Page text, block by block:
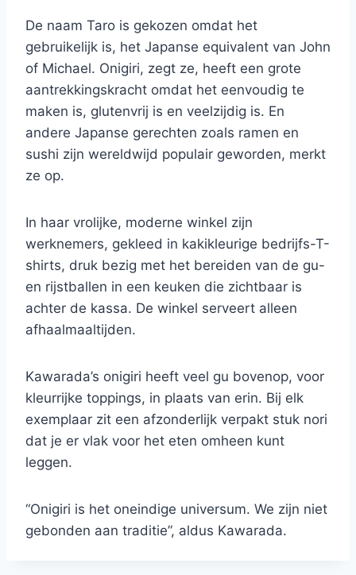
De naam Taro is gekozen omdat het
gebruikelijk is, het Japanse equivalent van John
of Michael. Onigiri, zegt ze, heeft een grote
aantrekkingskracht omdat het eenvoudig te
maken is, glutenvrij is en veelzijdig is. En
andere Japanse gerechten zoals ramen en
sushi zijn wereldwijd populair geworden, merkt
ze op.
In haar vrolijke, moderne winkel zijn
werknemers, gekleed in kakikleurige bedrijfs-T-
shirts, druk bezig met het bereiden van de gu-
en rijstballen in een keuken die zichtbaar is
achter de kassa. De winkel serveert alleen
afhaalmaaltijden.
Kawarada’s onigiri heeft veel gu bovenop, voor
kleurrijke toppings, in plaats van erin. Bij elk
exemplaar zit een afzonderlijk verpakt stuk nori
dat je er vlak voor het eten omheen kunt
leggen.
“Onigiri is het oneindige universum. We zijn niet
gebonden aan traditie”, aldus Kawarada.